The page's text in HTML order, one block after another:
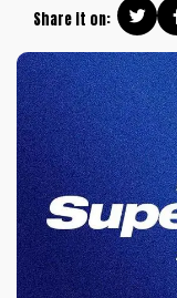
Share it on:
SPECIAL
Video